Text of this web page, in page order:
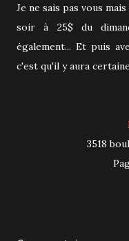
Je ne sais pas vous
soir à 25$ du
également... Et puis
c'est qu'il y aura
3518